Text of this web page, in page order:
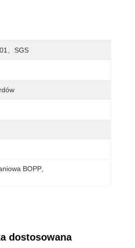
、SGS
BOPP
dostosowana